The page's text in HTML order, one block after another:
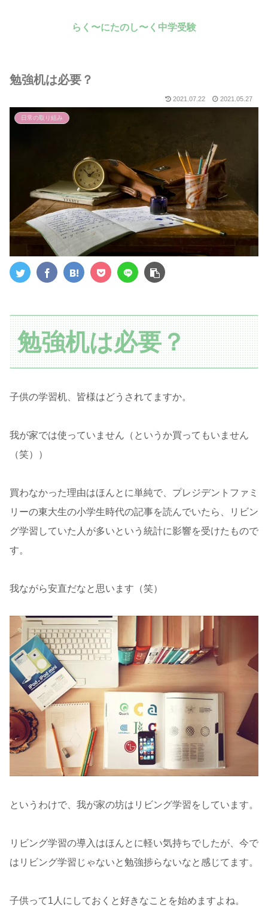
らく〜にたのし〜く中学受験
勉強机は必要？
2021.07.22 2021.05.27
日常の取り組み
勉強机は必要？
子供の学習机、皆様はどうされてますか。
我が家では使っていません（というか買ってもいません
（笑））
買わなかった理由はほんとに単純で、プレジデントファミ
リーの東大生の小学生時代の記事を読んでいたら、リビン
グ学習していた人が多いという統計に影響を受けたもので
す。
我ながら安直だなと思います（笑）
というわけで、我が家の坊はリビング学習をしています。
リビング学習の導入はほんとに軽い気持ちでしたが、今で
はリビング学習じゃないと勉強捗らないなと感じてます。
子供って1人にしておくと好きなことを始めますよね。